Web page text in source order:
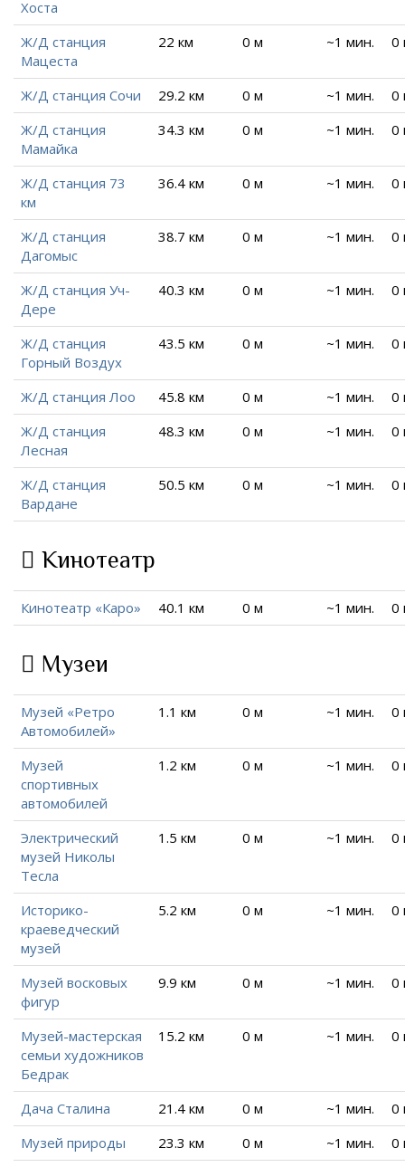
Хоста
Ж/Д станция
Мацеста
22 км 0 м ~1 мин. 0
Ж/Д станция Сочи 29.2 км 0 м ~1 мин.
0
Ж/Д станция
Мамайка
34.3 км 0 м ~1 мин. 0
Ж/Д станция 73
км
36.4 км 0 м ~1 мин. 0
Ж/Д станция
Дагомыс
38.7 км 0 м ~1 мин. 0
Ж/Д станция Уч-
Дере
40.3 км 0 м ~1 мин. 0
Ж/Д станция
Горный Воздух
43.5 км 0 м ~1 мин. 0
Ж/Д станция Лоо 45.8 км 0 м ~1 мин.
0
Ж/Д станция
Лесная
48.3 км 0 м ~1 мин. 0
Ж/Д станция
Вардане
50.5 км 0 м ~1 мин. 0
Кинотеатр
Кинотеатр «Каро» 40.1 км 0 м ~1 мин. 0
Музеи
Музей «Ретро
Автомобилей»
1.1 км 0 м ~1 мин. 0
Музей
спортивных
автомобилей
1.2 км 0 м ~1 мин. 0
Электрический
музей Николы
Тесла
1.5 км 0 м ~1 мин. 0
Историко-
краеведческий
музей
5.2 км 0 м ~1 мин. 0
Музей восковых
фигур
9.9 км 0 м ~1 мин. 0
Музей-мастерская
семьи художников
Бедрак
15.2 км 0 м ~1 мин. 0
Дача Сталина 21.4 км 0 м ~1 мин.
0
Музей природы
23.3 км 0 м ~1 мин.
0